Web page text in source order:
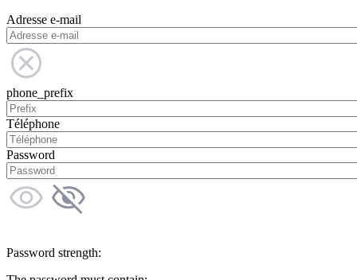
Adresse e-mail
phone_prefix
Téléphone
Password
Password strength: